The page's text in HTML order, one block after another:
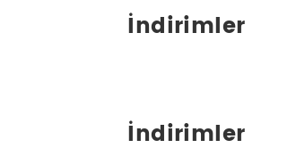
İndirimler
İndirimler